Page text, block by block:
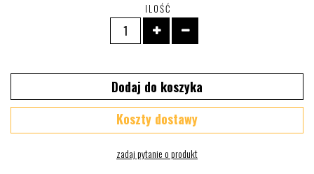
ILOŚĆ
Dodaj do koszyka
Koszty dostawy